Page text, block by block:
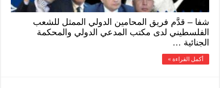
شفا – قدَّم فريق المحامين الدولي الممثل للشعب
الفلسطيني لدى مكتب المدعي الدولي والمحكمة
الجنائية …
أكمل القراءة »